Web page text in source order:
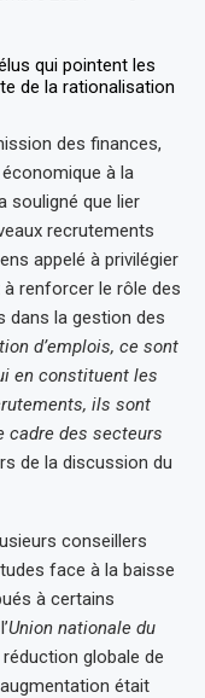
des finances,
à la
souligné que lier
recrutements
appelé à privilégier
renforcer le rôle des
dans la gestion des
d’emplois, ce sont
en constituent les
ils sont
cadre des secteurs
de la discussion du
conseillers
face à la baisse
à certains
Union nationale du
globale de
était